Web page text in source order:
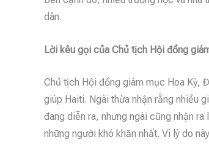
dân.
Lời kêu gọi của Chủ tịch Hội đồng
Chủ tịch Hội đồng giám mục Hoa Kỳ,
giúp Haiti. Ngài thừa nhận rằng nhiều
đang diễn ra, nhưng ngài cũng nhận
những người khó khăn nhất. Vì lý do